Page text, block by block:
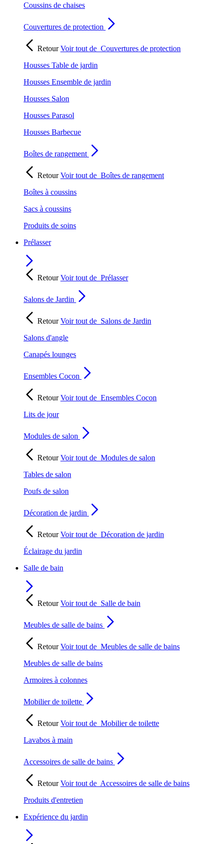
Coussins de chaises
Couvertures de protection
RetourVoir tout de Couvertures de protection
Housses Table de jardin
Housses Ensemble de jardin
Housses Salon
Housses Parasol
Housses Barbecue
Boîtes de rangement
RetourVoir tout de Boîtes de rangement
Boîtes à coussins
Sacs à coussins
Produits de soins
Prélasser
RetourVoir tout de Prélasser
Salons de Jardin
RetourVoir tout de Salons de Jardin
Salons d'angle
Canapés lounges
Ensembles Cocon
RetourVoir tout de Ensembles Cocon
Lits de jour
Modules de salon
RetourVoir tout de Modules de salon
Tables de salon
Poufs de salon
Décoration de jardin
RetourVoir tout de Décoration de jardin
Éclairage du jardin
Salle de bain
RetourVoir tout de Salle de bain
Meubles de salle de bains
RetourVoir tout de Meubles de salle de bains
Meubles de salle de bains
Armoires à colonnes
Mobilier de toilette
RetourVoir tout de Mobilier de toilette
Lavabos à main
Accessoires de salle de bains
RetourVoir tout de Accessoires de salle de bains
Produits d'entretien
Expérience du jardin